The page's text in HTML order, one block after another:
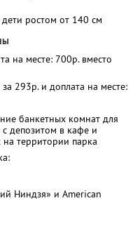
ростом от 140 см
на месте: 700р. вместо
293р. и доплата на месте:
банкетных комнат для
депозитом в кафе и
территории парка
Ниндзя» и American